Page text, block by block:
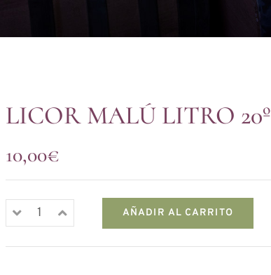
LICOR MALÚ LITRO 20º
10,00€
AÑADIR AL CARRITO